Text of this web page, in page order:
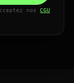
nos CGU